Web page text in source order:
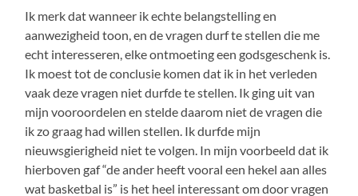
Ik merk dat wanneer ik echte belangstelling en
aanwezigheid toon, en de vragen durf te stellen die me
echt interesseren, elke ontmoeting een godsgeschenk is.
Ik moest tot de conclusie komen dat ik in het verleden
vaak deze vragen niet durfde te stellen. Ik ging uit van
mijn vooroordelen en stelde daarom niet de vragen die
ik zo graag had willen stellen. Ik durfde mijn
nieuwsgierigheid niet te volgen. In mijn voorbeeld dat ik
hierboven gaf “de ander heeft vooral een hekel aan alles
wat basketbal is” is het heel interessant om door vragen